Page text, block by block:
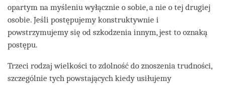
opartym na myśleniu wyłącznie o sobie, a nie o tej drugiej
osobie. Jeśli postępujemy konstruktywnie i
powstrzymujemy się od szkodzenia innym, jest to oznaką
postępu.
Trzeci rodzaj wielkości to zdolność do znoszenia trudności,
szczególnie tych powstających kiedy usiłujemy